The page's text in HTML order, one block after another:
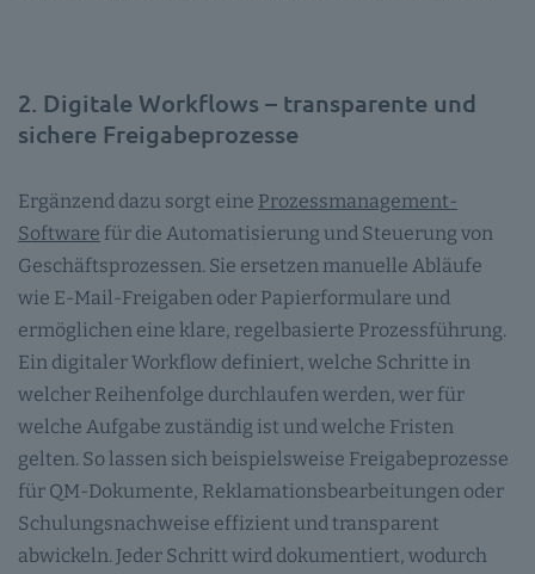
2. Digitale Workflows – transparente und
sichere Freigabeprozesse
Ergänzend dazu sorgt eine Prozessmanagement-
Software für die Automatisierung und Steuerung von
Geschäftsprozessen. Sie ersetzen manuelle Abläufe
wie E-Mail-Freigaben oder Papierformulare und
ermöglichen eine klare, regelbasierte Prozessführung.
Ein digitaler Workflow definiert, welche Schritte in
welcher Reihenfolge durchlaufen werden, wer für
welche Aufgabe zuständig ist und welche Fristen
gelten. So lassen sich beispielsweise Freigabeprozesse
für QM-Dokumente, Reklamationsbearbeitungen oder
Schulungsnachweise effizient und transparent
abwickeln. Jeder Schritt wird dokumentiert, wodurch